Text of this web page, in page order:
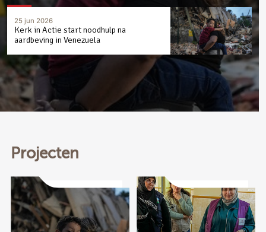
Kerk in Actie start noodhulp na
aardbeving in Venezuela
25 jun 2026
Projecten